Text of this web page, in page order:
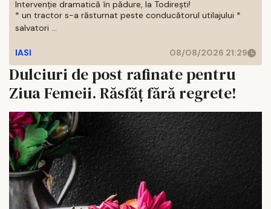
Intervenție dramatică în pădure, la Todirești!
* un tractor s-a răsturnat peste conducătorul utilajului *
salvatori ...
IASI 08/08/2026 21:29
Dulciuri de post rafinate pentru
Ziua Femeii. Răsfăț fără regrete!